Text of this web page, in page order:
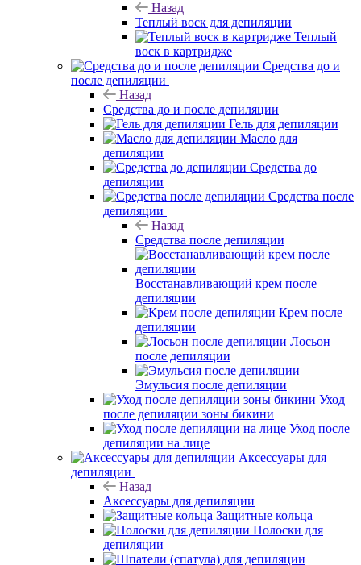
Назад
Теплый воск для депиляции
Теплый
воск в картридже
Средства до и
после депиляции
Назад
Средства до и после депиляции
Гель для депиляции
Масло для
депиляции
Средства до
депиляции
Средства после
депиляции
Назад
Средства после депиляции
Восстанавливающий крем после
депиляции
Крем после
депиляции
Лосьон
после депиляции
Эмульсия после депиляции
Уход
после депиляции зоны бикини
Уход после
депиляции на лице
Аксессуары для
депиляции
Назад
Аксессуары для депиляции
Защитные кольца
Полоски для
депиляции